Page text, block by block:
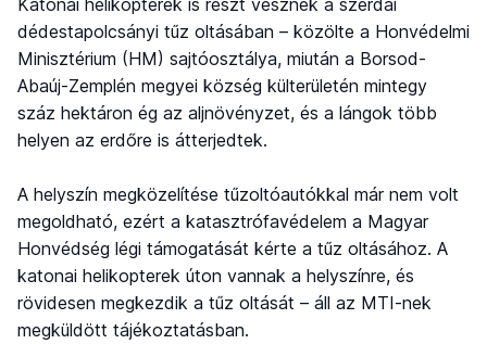
dédestapolcsányi tűz oltásában – közölte a Honvédelmi
Minisztérium (HM) sajtóosztálya, miután a Borsod-
Abaúj-Zemplén megyei község külterületén mintegy
száz hektáron ég az aljnövényzet, és a lángok több
helyen az erdőre is átterjedtek.
A helyszín megközelítése tűzoltóautókkal már nem volt
megoldható, ezért a katasztrófavédelem a Magyar
Honvédség légi támogatását kérte a tűz oltásához. A
katonai helikopterek úton vannak a helyszínre, és
rövidesen megkezdik a tűz oltását – áll az MTI-nek
megküldött tájékoztatásban.